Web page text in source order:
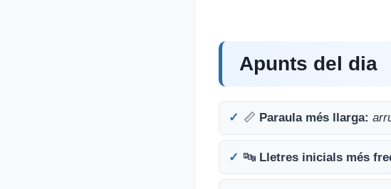
Apunts del dia
📏 Paraula més llarga:
🔤 Lletres inicials més